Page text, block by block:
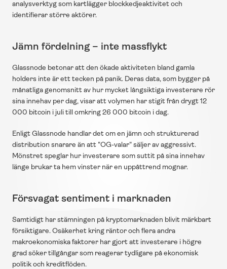
analysverktyg som kartlägger blockkedjeaktivitet och
identifierar större aktörer.
Jämn fördelning – inte massflykt
Glassnode betonar att den ökade aktiviteten bland gamla
holders inte är ett tecken på panik. Deras data, som bygger på
månatliga genomsnitt av hur mycket långsiktiga investerare rör
sina innehav per dag, visar att volymen har stigit från drygt 12
000 bitcoin i juli till omkring 26 000 bitcoin i dag.
Enligt Glassnode handlar det om en jämn och strukturerad
distribution snarare än att "OG-valar" säljer av aggressivt.
Mönstret speglar hur investerare som suttit på sina innehav
länge brukar ta hem vinster när en uppåttrend mognar.
Försvagat sentiment i marknaden
Samtidigt har stämningen på kryptomarknaden blivit märkbart
försiktigare. Osäkerhet kring räntor och flera andra
makroekonomiska faktorer har gjort att investerare i högre
grad söker tillgångar som reagerar tydligare på ekonomisk
politik och kreditflöden.